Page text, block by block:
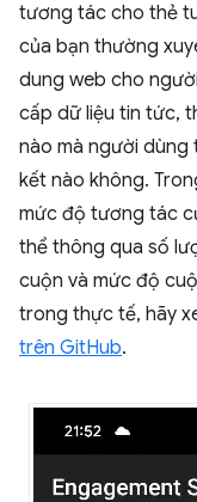
tương tác cho thẻ
của bạn thường
dung web cho
cấp dữ liệu tin tức,
nào mà người dùng
kết nào không.
mức độ tương tác
thể thông qua số
cuộn và mức độ
trong thực tế, hãy
trên GitHub.